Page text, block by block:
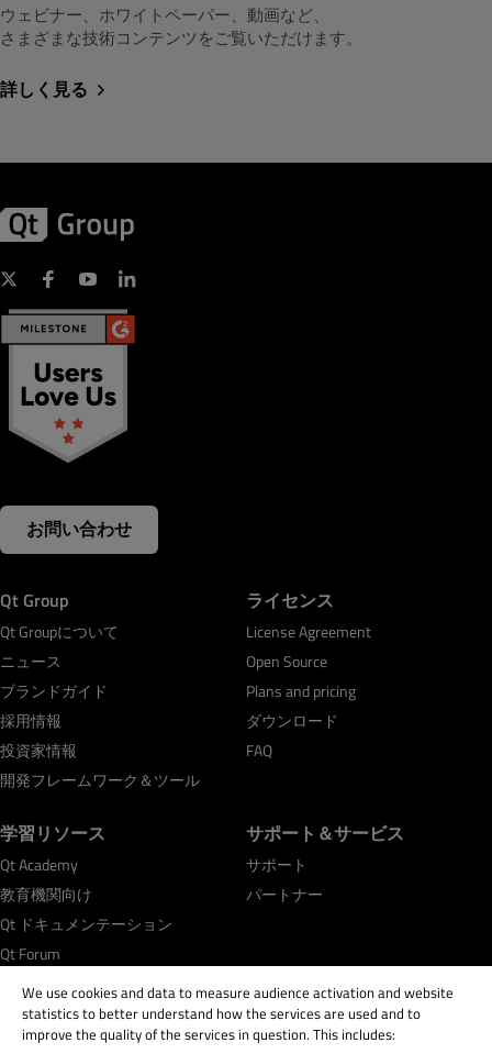
ウェビナー、ホワイトペーパー、動画など、
さまざまな技術コンテンツをご覧いただけます。
詳しく見る
お問い合わせ
Qt Group
Qt Groupについて
ニュース
ブランドガイド
採用情報
投資家情報
開発フレームワーク＆ツール
ライセンス
License Agreement
Open Source
Plans and pricing
ダウンロード
FAQ
学習リソース
Qt Academy
教育機関向け
Qt ドキュメンテーション
Qt Forum
サポート＆サービス
サポート
パートナー
We use cookies and data to measure audience activation and website
statistics to better understand how the services are used and to
improve the quality of the services in question. This includes: